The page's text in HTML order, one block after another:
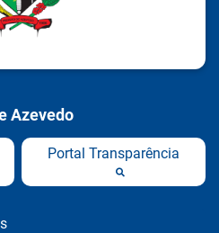
Azevedo
Portal Transparência